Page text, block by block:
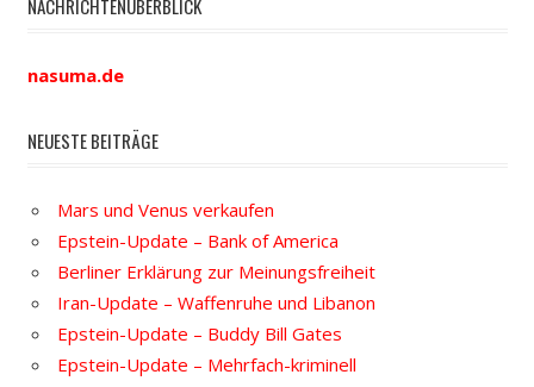
NACHRICHTENÜBERBLICK
nasuma.de
NEUESTE BEITRÄGE
Mars und Venus verkaufen
Epstein-Update – Bank of America
Berliner Erklärung zur Meinungsfreiheit
Iran-Update – Waffenruhe und Libanon
Epstein-Update – Buddy Bill Gates
Epstein-Update – Mehrfach-kriminell